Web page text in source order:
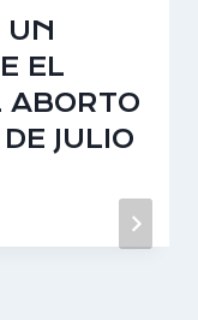
UN
EL
ABORTO
JULIO